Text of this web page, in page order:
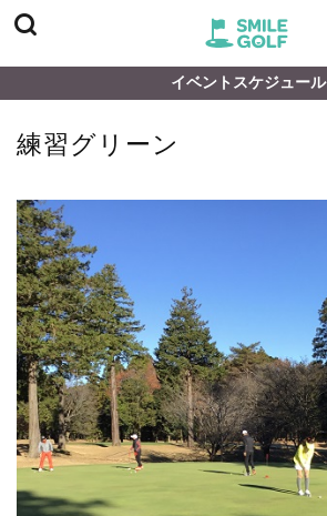
イベントスケジュール
練習グリーン